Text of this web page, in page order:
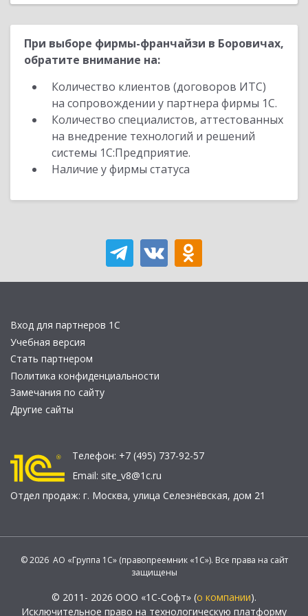
При выборе фирмы-франчайзи в Боровичах,
обратите внимание на:
Количество клиентов (договоров ИТС)
на сопровождении у партнера фирмы 1С.
Количество специалистов, аттестованных
на внедрение технологий и решений
системы 1С:Предприятие.
Наличие у фирмы статуса
Вход для партнеров 1С
Учебная версия
Стать партнером
Политика конфиденциальности
Замечания по сайту
Другие сайты
Телефон: +7 (495) 737-92-57
Email: site_v8@1c.ru
Отдел продаж: г. Москва, улица Селезнёвская, дом 21
© 2026 АО «Группа 1С» (правопреемник «1С»). Все права на сайт
защищены
© 2011- 2026 ООО «1С-Софт» (о компании).
Исключительное право на технологическую платформу